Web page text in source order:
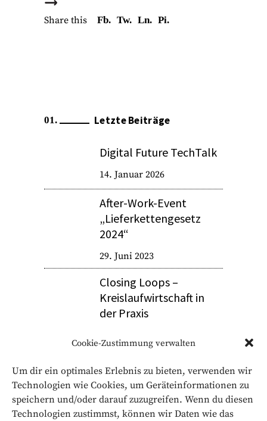
Cookie-Zustimmung verwalten
Um dir ein optimales Erlebnis zu bieten, verwenden wir
Technologien wie Cookies, um Geräteinformationen zu
speichern und/oder darauf zuzugreifen. Wenn du diesen
Technologien zustimmst, können wir Daten wie das
Share this Fb. Tw. Ln. Pi.
Letzte Beiträge
Digital Future TechTalk
14. Januar 2026
After-Work-Event
„Lieferkettengesetz
2024“
29. Juni 2023
Closing Loops –
Kreislaufwirtschaft in
der Praxis
Nachhaltigkeits­
beratung: Kompakt
21. Februar 2023